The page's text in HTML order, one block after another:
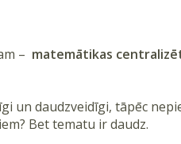
– matemātikas
un daudzveidīgi, tāpēc
Bet tematu ir daudz.